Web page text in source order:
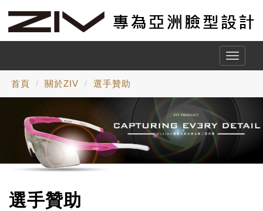
Toggle
首頁 關於ZIV 選手贊助
選手贊助